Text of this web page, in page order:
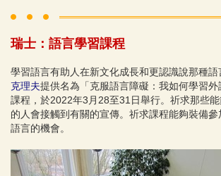
瑞士：語言學習課程
學習語言有助人在新文化成長和更認識說那種語
克理夫提供名為「克服語言障礙：我如何學習
課程，於2022年3月28至31日舉行。祈求那些
的人會接觸到有關的宣傳。祈求課程能夠裝備
語言的機會。